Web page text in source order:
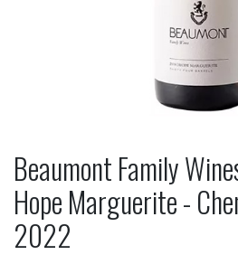
Beaumont Family
Hope Marguerite -
2022